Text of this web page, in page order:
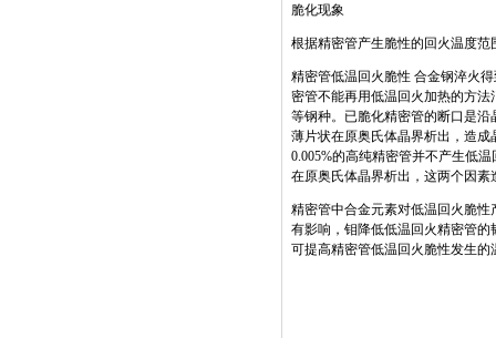
脆化现象
根据精密管产生脆性的回火温度
精密管低温回火脆性 合金钢淬火
密管不能再用低温回火加热的方法
等钢种。已脆化精密管的断口是
薄片状在原奥氏体晶界析出，造成
0.005%的高纯精密管并不产生低
在原奥氏体晶界析出，这两个因
精密管中合金元素对低温回火脆
有影响，钼降低低温回火精密管
可提高精密管低温回火脆性发生的